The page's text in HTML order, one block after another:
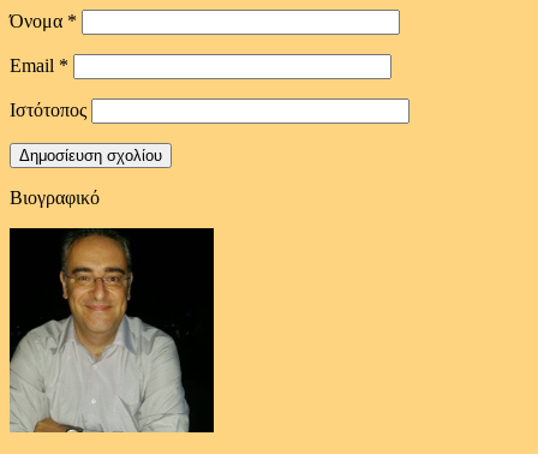
Όνομα *
Email *
Ιστότοπος
Βιογραφικό